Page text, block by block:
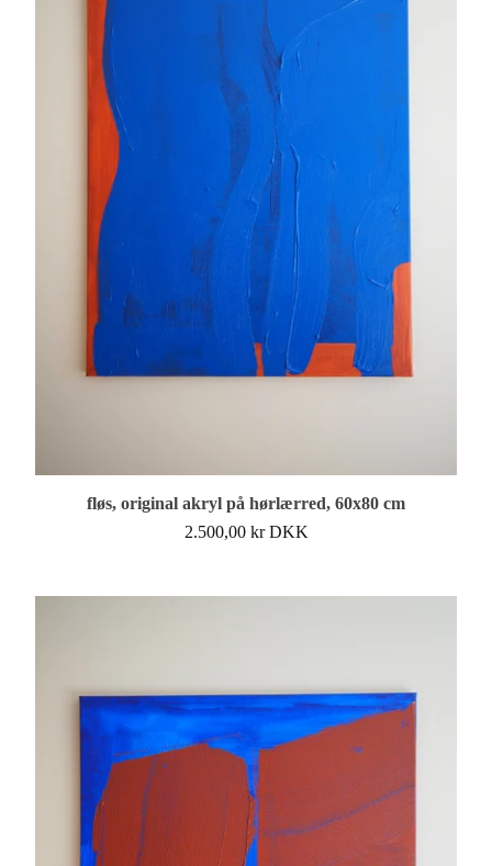
fløs, original akryl på hørlærred, 60x80 cm
2.500,00 kr DKK